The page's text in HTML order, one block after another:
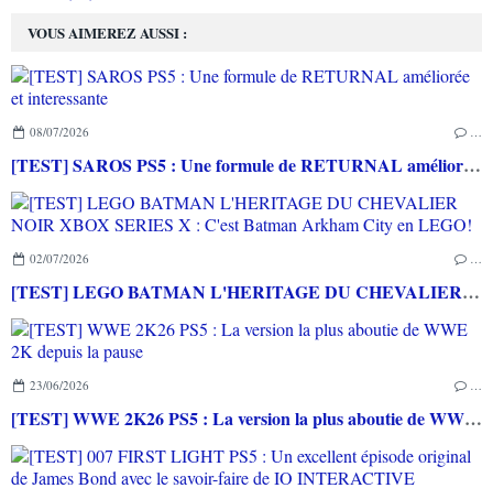
VOUS AIMEREZ AUSSI :
08/07/2026 …
[TEST] SAROS PS5 : Une formule de RETURNAL améliorée et interessante
02/07/2026 …
[TEST] LEGO BATMAN L'HERITAGE DU CHEVALIER NOIR XBOX SERIES X : C'est Batman Arkham City en LEGO!
23/06/2026 …
[TEST] WWE 2K26 PS5 : La version la plus aboutie de WWE 2K depuis la pause